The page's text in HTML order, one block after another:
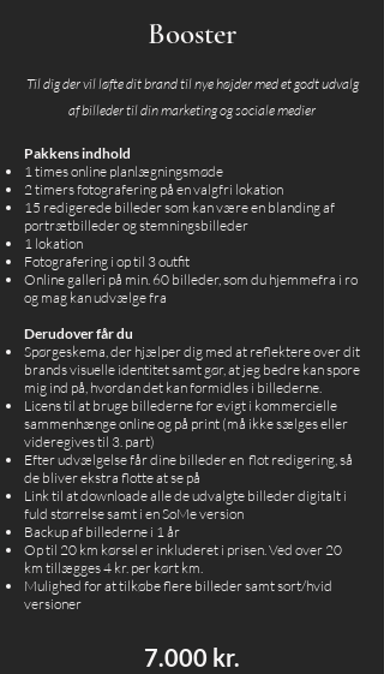
Booster
Til dig der vil løfte dit brand til nye højder med et godt udvalg
af billeder til din marketing og sociale medier
Pakkens indhold
1 times online planlægningsmøde
2 timers fotografering på en valgfri lokation
15 redigerede billeder som kan være en blanding af
portrætbilleder og stemningsbilleder
1 lokation
Fotografering i op til 3 outfit
Online galleri på min. 60 billeder, som du hjemmefra i ro
og mag kan udvælge fra
Derudover får du
Spørgeskema, der hjælper dig med at reflektere over dit
brands visuelle identitet samt gør, at jeg bedre kan spore
mig ind på, hvordan det kan formidles i billederne.
Licens til at bruge billederne for evigt i kommercielle
sammenhænge online og på print (må ikke sælges eller
videregives til 3. part)
Efter udvælgelse får dine billeder en flot redigering, så
de bliver ekstra flotte at se på
Link til at downloade alle de udvalgte billeder digitalt i
fuld størrelse samt i en SoMe version
Backup af billederne i 1 år
Op til 20 km kørsel er inkluderet i prisen. Ved over 20
km tillægges 4 kr. per kørt km.
Mulighed for at tilkøbe flere billeder samt sort/hvid
versioner
7.000 kr.